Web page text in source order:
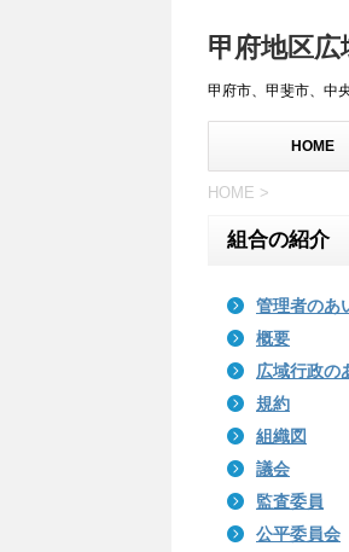
甲府地区
甲府市、甲斐市、中
HOME
HOME >
組合の紹介
管理者のあ
概要
広域行政の
規約
組織図
議会
監査委員
公平委員会